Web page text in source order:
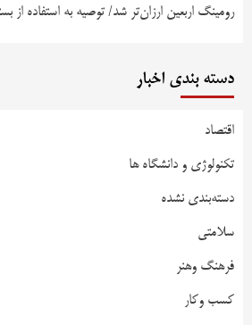
رومینگ اربعین ارزان‌تر شد/ توصیه به استفاده از
دسته بندی اخبار
اقتصاد
تکنولوژی و دانشگاه ها
دسته‌بندی نشده
سلامتی
فرهنگ وهنر
کسب وکار